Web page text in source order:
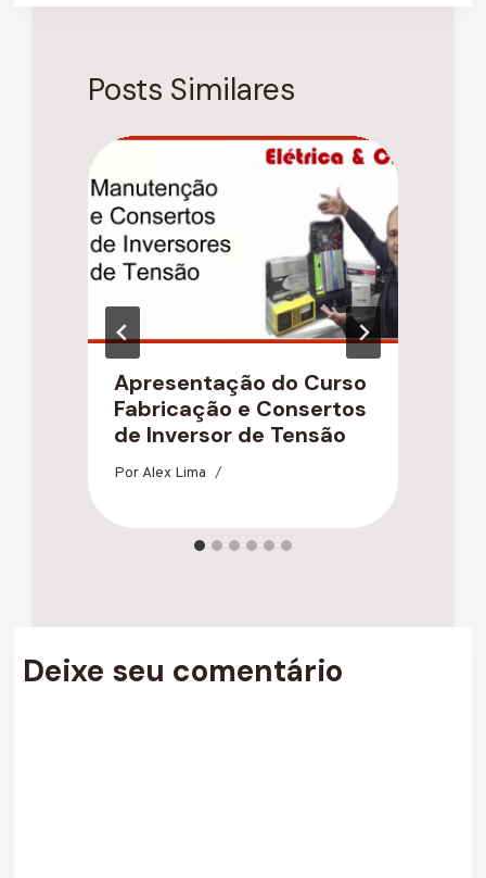
Posts Similares
Apresentação do Curso
Fabricação e Consertos
de Inversor de Tensão
Por Alex Lima
Deixe seu comentário